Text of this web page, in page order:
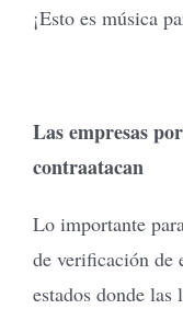
¡Esto es música
Las empresas
contraatacan
Lo importante
de verificación de
estados donde las